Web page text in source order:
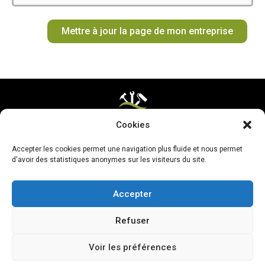
Cookies
Accepter les cookies permet une navigation plus fluide et nous permet
d'avoir des statistiques anonymes sur les visiteurs du site.
Accepter
Refuser
Voir les préférences
o
o
k
g
r
a
k
b
e
t
t
e
r
e
s
Mettre à jour la page de mon entreprise
Mettre ma page à jour